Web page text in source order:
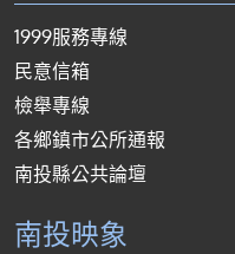
1999服務專線
民意信箱
檢舉專線
各鄉鎮市公所通報
南投縣公共論壇
南投映象